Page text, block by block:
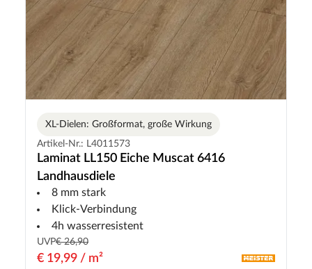
XL-Dielen: Großformat, große Wirkung
Artikel-Nr.: L4011573
Laminat LL150 Eiche Muscat 6416
Landhausdiele
8 mm stark
Klick-Verbindung
4h wasserresistent
UVP€ 26,90
€ 19,99 / m²